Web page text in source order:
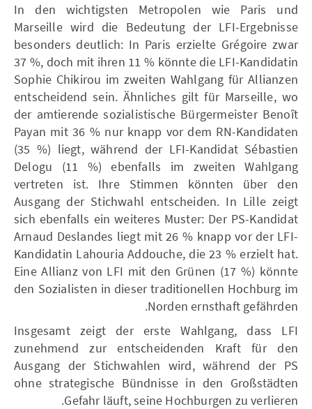
In den wichtigsten Metropolen wie Paris und
Marseille wird die Bedeutung der LFI-Ergebnisse
besonders deutlich: In Paris erzielte Grégoire zwar
37 %, doch mit ihren 11 % könnte die LFI-Kandidatin
Sophie Chikirou im zweiten Wahlgang für Allianzen
entscheidend sein. Ähnliches gilt für Marseille, wo
der amtierende sozialistische Bürgermeister Benoît
Payan mit 36 % nur knapp vor dem RN-Kandidaten
(35 %) liegt, während der LFI-Kandidat Sébastien
Delogu (11 %) ebenfalls im zweiten Wahlgang
vertreten ist. Ihre Stimmen könnten über den
Ausgang der Stichwahl entscheiden. In Lille zeigt
sich ebenfalls ein weiteres Muster: Der PS-Kandidat
Arnaud Deslandes liegt mit 26 % knapp vor der LFI-
Kandidatin Lahouria Addouche, die 23 % erzielt hat.
Eine Allianz von LFI mit den Grünen (17 %) könnte
den Sozialisten in dieser traditionellen Hochburg im
Norden ernsthaft gefährden.
Insgesamt zeigt der erste Wahlgang, dass LFI
zunehmend zur entscheidenden Kraft für den
Ausgang der Stichwahlen wird, während der PS
ohne strategische Bündnisse in den Großstädten
Gefahr läuft, seine Hochburgen zu verlieren.